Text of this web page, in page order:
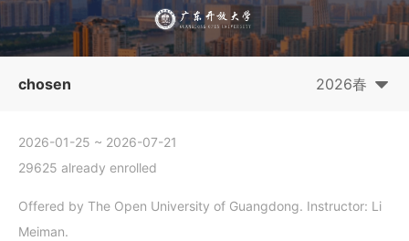
chosen 2026春
2026-01-25 ~ 2026-07-21
29625 already enrolled
Offered by The Open University of Guangdong. Instructor: Li
Meiman.